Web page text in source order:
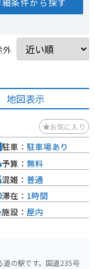
条件から探す
外
地図表示
お気に入り
道の駅です。国道235号
駐車： 駐車場あり
予算： 無料
混雑： 普通
滞在： 1時間
施設： 屋内